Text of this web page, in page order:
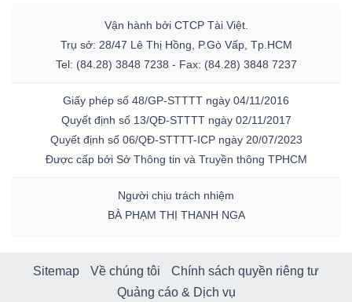
Vận hành bởi CTCP Tài Việt.
Trụ sở: 28/47 Lê Thị Hồng, P.Gò Vấp, Tp.HCM
Tel: (84.28) 3848 7238 - Fax: (84.28) 3848 7237
Giấy phép số 48/GP-STTTT ngày 04/11/2016
Quyết định số 13/QĐ-STTTT ngày 02/11/2017
Quyết định số 06/QĐ-STTTT-ICP ngày 20/07/2023
Được cấp bởi Sở Thông tin và Truyền thông TPHCM
Người chịu trách nhiệm
BÀ PHẠM THỊ THANH NGA
Sitemap Về chúng tôi
Chính sách quyền riêng tư
Quảng cáo & Dịch vụ